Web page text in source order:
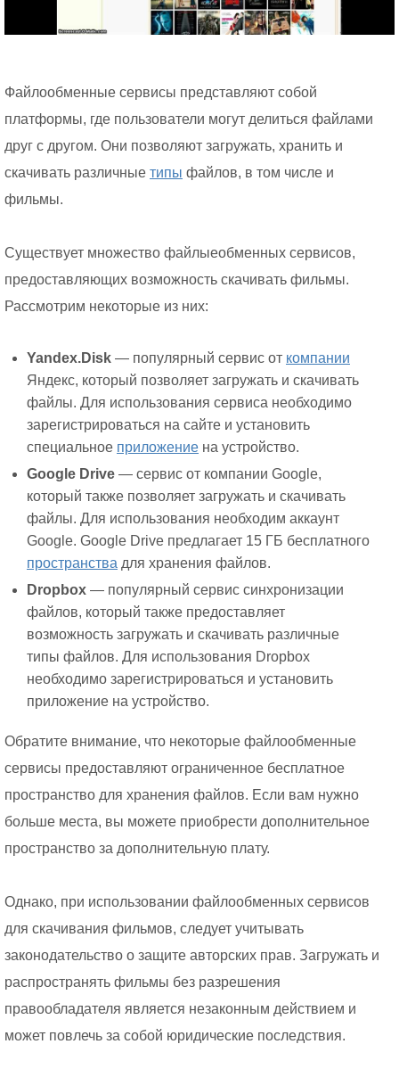
Файлообменные сервисы представляют собой
платформы, где пользователи могут делиться файлами
друг с другом. Они позволяют загружать, хранить и
скачивать различные типы файлов, в том числе и
фильмы.
Существует множество файлыеобменных сервисов,
предоставляющих возможность скачивать фильмы.
Рассмотрим некоторые из них:
Yandex.Disk — популярный сервис от компании
Яндекс, который позволяет загружать и скачивать
файлы. Для использования сервиса необходимо
зарегистрироваться на сайте и установить
специальное приложение на устройство.
Google Drive — сервис от компании Google,
который также позволяет загружать и скачивать
файлы. Для использования необходим аккаунт
Google. Google Drive предлагает 15 ГБ бесплатного
пространства для хранения файлов.
Dropbox — популярный сервис синхронизации
файлов, который также предоставляет
возможность загружать и скачивать различные
типы файлов. Для использования Dropbox
необходимо зарегистрироваться и установить
приложение на устройство.
Обратите внимание, что некоторые файлообменные
сервисы предоставляют ограниченное бесплатное
пространство для хранения файлов. Если вам нужно
больше места, вы можете приобрести дополнительное
пространство за дополнительную плату.
Однако, при использовании файлообменных сервисов
для скачивания фильмов, следует учитывать
законодательство о защите авторских прав. Загружать и
распространять фильмы без разрешения
правообладателя является незаконным действием и
может повлечь за собой юридические последствия.